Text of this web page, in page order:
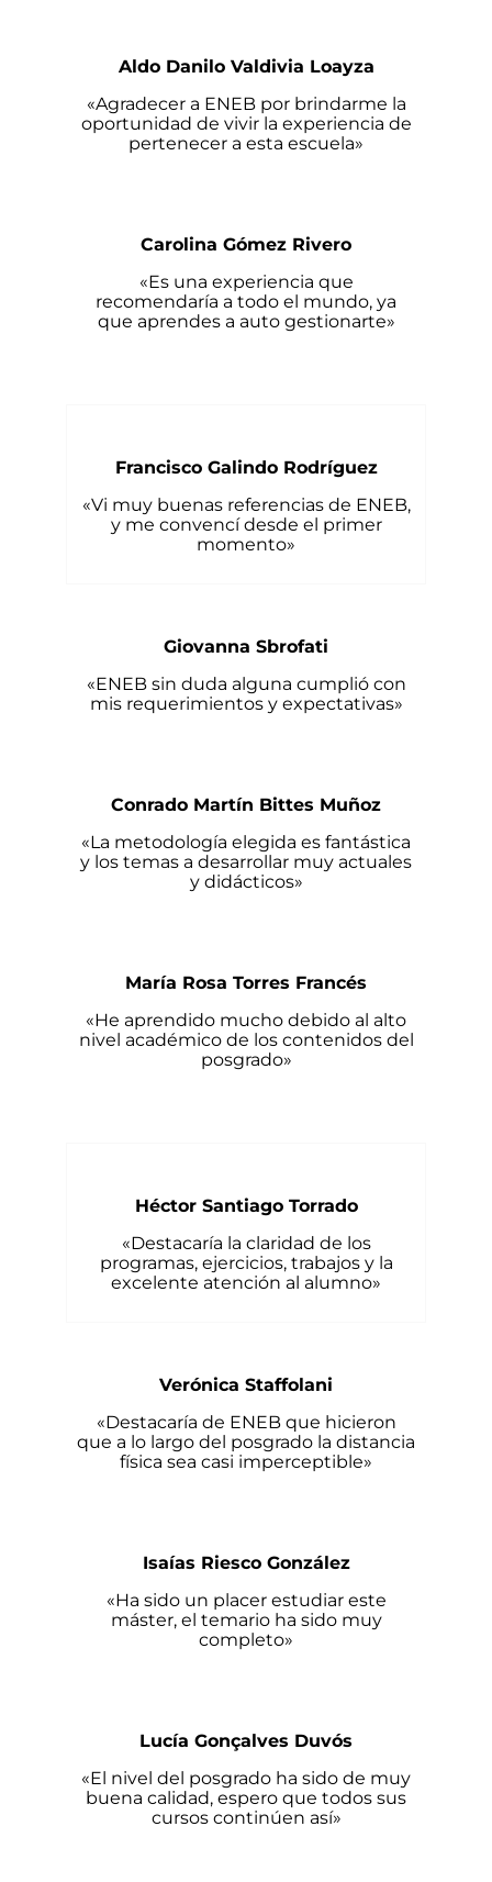
Aldo Danilo Valdivia Loayza
«Agradecer a ENEB por brindarme la
oportunidad de vivir la experiencia de
pertenecer a esta escuela»
Carolina Gómez Rivero
«Es una experiencia que
recomendaría a todo el mundo, ya
que aprendes a auto gestionarte»
Francisco Galindo Rodríguez
«Vi muy buenas referencias de ENEB,
y me convencí desde el primer
momento»
Giovanna Sbrofati
«ENEB sin duda alguna cumplió con
mis requerimientos y expectativas»
Conrado Martín Bittes Muñoz
«La metodología elegida es fantástica
y los temas a desarrollar muy actuales
y didácticos»
María Rosa Torres Francés
«He aprendido mucho debido al alto
nivel académico de los contenidos del
posgrado»
Héctor Santiago Torrado
«Destacaría la claridad de los
programas, ejercicios, trabajos y la
excelente atención al alumno»
Verónica Staffolani
«Destacaría de ENEB que hicieron
que a lo largo del posgrado la distancia
física sea casi imperceptible»
Isaías Riesco González
«Ha sido un placer estudiar este
máster, el temario ha sido muy
completo»
Lucía Gonçalves Duvós
«El nivel del posgrado ha sido de muy
buena calidad, espero que todos sus
cursos continúen así»